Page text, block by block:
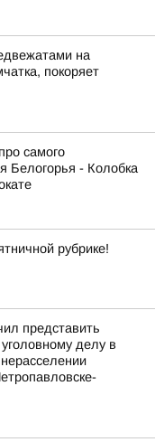
на
покоряет
самого
Белогорья - Колобка
рубрике!
представить
делу в